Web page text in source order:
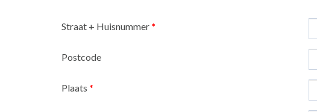
Straat + Huisnummer *
Postcode
Plaats *